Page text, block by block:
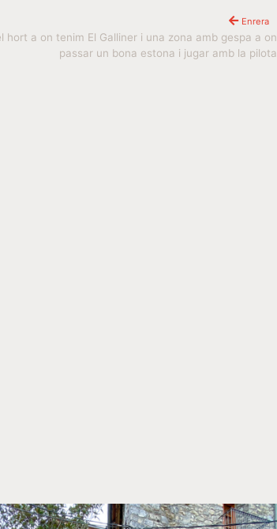
Enrera
hort a on tenim El Galliner i una zona amb gespa a on
passar un bona estona i jugar amb la pilota